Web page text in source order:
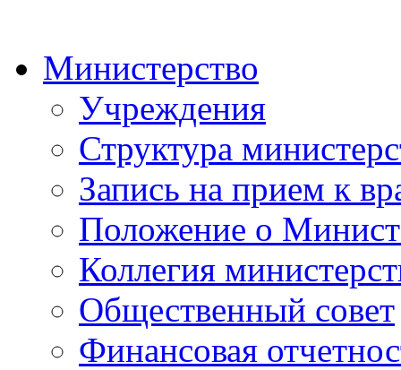
Министерство
Учреждения
Структура
Запись на прием к
Положение о
Коллегия
Общественный совет
Финансовая